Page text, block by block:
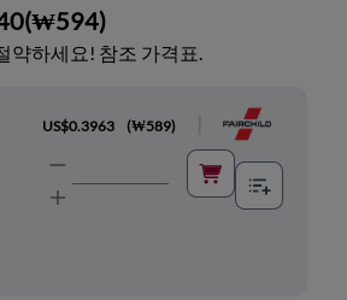
(₩594)
약하세요! 참조 가격표.
US$0.3963 (₩589)